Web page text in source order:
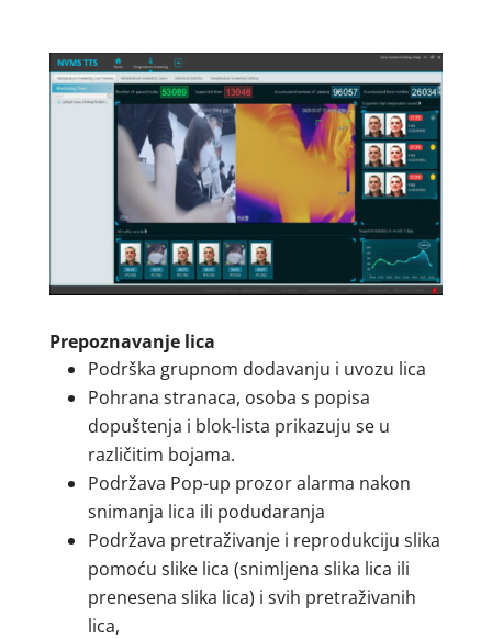
Prepoznavanje lica
Podrška grupnom dodavanju i uvozu lica
Pohrana stranaca, osoba s popisa
dopuštenja i blok-lista prikazuju se u
različitim bojama.
Podržava Pop-up prozor alarma nakon
snimanja lica ili podudaranja
Podržava pretraživanje i reprodukciju slika
pomoću slike lica (snimljena slika lica ili
prenesena slika lica) i svih pretraživanih
lica,